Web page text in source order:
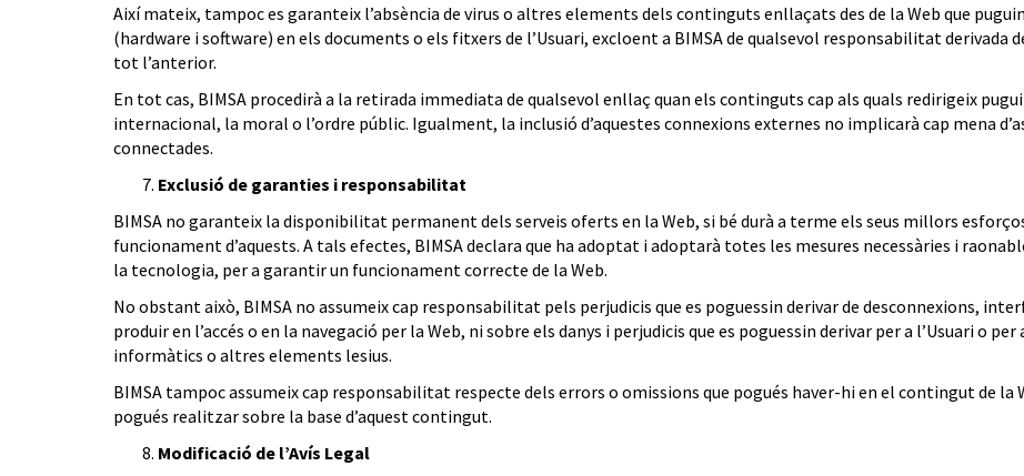
Així mateix, tampoc es garanteix l’absència de virus o altres elements dels continguts enllaçats des de la Web que
(hardware i software) en els documents o els fitxers de l’Usuari, excloent a BIMSA de qualsevol responsabilitat derivada
tot l’anterior.
En tot cas, BIMSA procedirà a la retirada immediata de qualsevol enllaç quan els continguts cap als quals redirigeix
internacional, la moral o l’ordre públic. Igualment, la inclusió d’aquestes connexions externes no implicarà cap mena
connectades.
Exclusió de garanties i responsabilitat
BIMSA no garanteix la disponibilitat permanent dels serveis oferts en la Web, si bé durà a terme els seus millors
funcionament d’aquests. A tals efectes, BIMSA declara que ha adoptat i adoptarà totes les mesures necessàries i
la tecnologia, per a garantir un funcionament correcte de la Web.
No obstant això, BIMSA no assumeix cap responsabilitat pels perjudicis que es poguessin derivar de desconnexions,
produir en l’accés o en la navegació per la Web, ni sobre els danys i perjudicis que es poguessin derivar per a l’Usuari o
informàtics o altres elements lesius.
BIMSA tampoc assumeix cap responsabilitat respecte dels errors o omissions que pogués haver-hi en el contingut de la
pogués realitzar sobre la base d’aquest contingut.
Modificació de l’Avís Legal